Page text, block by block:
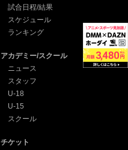
試合日程/結果
スケジュール
ランキング
アカデミー/スクール
ニュース
スタッフ
U-18
U-15
スクール
チケット